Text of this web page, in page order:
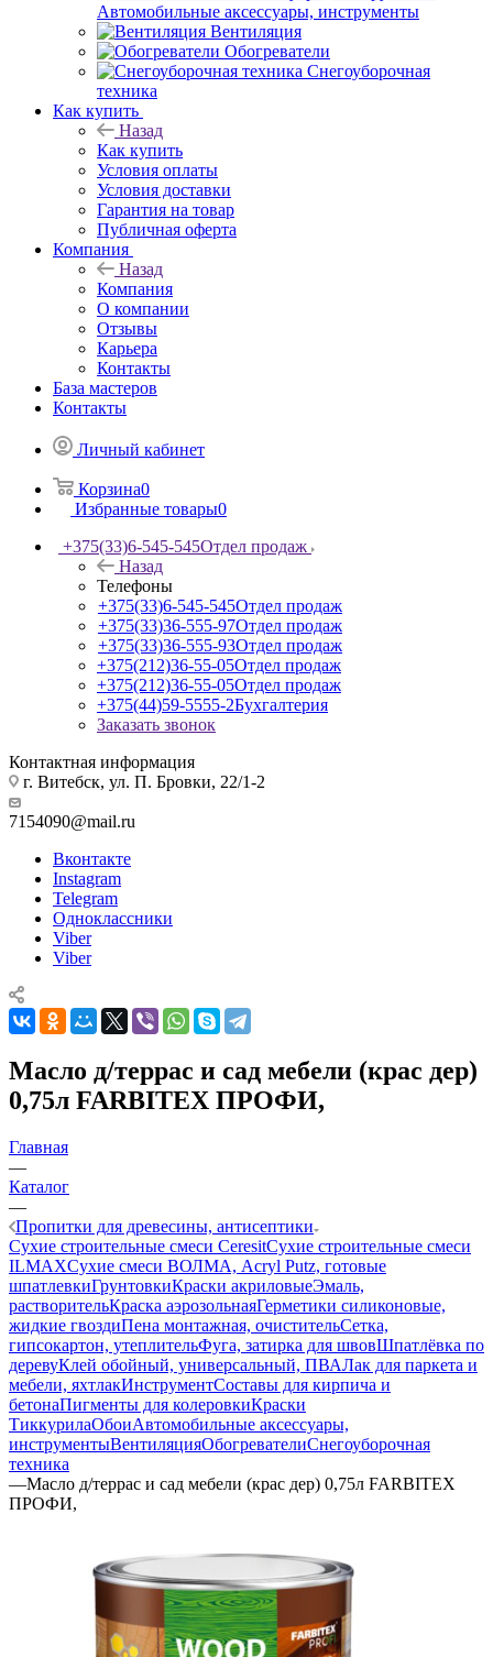
Автомобильные аксессуары, инструменты
Вентиляция
Обогреватели
Снегоуборочная
техника
Как купить
Назад
Как купить
Условия оплаты
Условия доставки
Гарантия на товар
Публичная оферта
Компания
Назад
Компания
О компании
Отзывы
Карьера
Контакты
База мастеров
Контакты
Личный кабинет
Корзина0
Избранные товары0
+375(33)6-545-545Отдел продаж
Назад
Телефоны
+375(33)6-545-545Отдел продаж
+375(33)36-555-97Отдел продаж
+375(33)36-555-93Отдел продаж
+375(212)36-55-05Отдел продаж
+375(212)36-55-05Отдел продаж
+375(44)59-5555-2Бухгалтерия
Заказать звонок
Контактная информация
г. Витебск, ул. П. Бровки, 22/1-2
7154090@mail.ru
Вконтакте
Instagram
Telegram
Одноклассники
Viber
Viber
Масло д/террас и сад мебели (крас дер)
0,75л FARBITEX ПРОФИ,
Главная
—
Каталог
—
Пропитки для древесины, антисептики
Сухие строительные смеси CeresitСухие строительные смеси
ILMAXСухие смеси ВОЛМА, Acryl Putz, готовые
шпатлевкиГрунтовкиКраски акриловыеЭмаль,
растворительКраска аэрозольнаяГерметики силиконовые,
жидкие гвоздиПена монтажная, очистительСетка,
гипсокартон, утеплительФуга, затирка для швовШпатлёвка по
деревуКлей обойный, универсальный, ПВАЛак для паркета и
мебели, яхтлакИнструментСоставы для кирпича и
бетонаПигменты для колеровкиКраски
ТиккурилаОбоиАвтомобильные аксессуары,
инструментыВентиляцияОбогревателиСнегоуборочная
техника
—Масло д/террас и сад мебели (крас дер) 0,75л FARBITEX
ПРОФИ,